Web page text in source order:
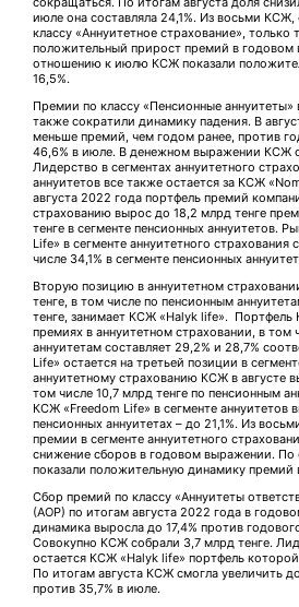
июле она составляла 24,1%. Из восьми
классу «Аннуитетное страхование», только
положительный прирост премий в
отношению к июлю КСЖ показали
16,5%.
Премии по классу «Пенсионные
также сократили динамику падения. В
меньше премий, чем годом ранее, против
46,6% в июле. В денежном выражении КСЖ
Лидерство в сегментах аннуитетного
аннуитетов все также остается за КСЖ
августа 2022 года портфель премий
страхованию вырос до 18,2 млрд тенге
тенге в сегменте пенсионных аннуитетов.
Life» в сегменте аннуитетного страхования
числе 34,1% в сегменте пенсионных
Вторую позицию в аннуитетном
тенге, в том числе по пенсионным
тенге, занимает КСЖ «Halyk life».
премиях в аннуитетном страховании, в том
аннуитетам составляет 29,2% и 28,7%
Life» остается на третьей позиции в
аннуитетному страхованию КСЖ в августе
том числе 10,7 млрд тенге по пенсионным
КСЖ «Freedom Life» в сегменте аннуитетов
пенсионных аннуитетах – до 21,1%. Из
премии в сегменте аннуитетного
снижение сборов в годовом выражении.
показали положительную динамику премий
Сбор премий по классу «Аннуитеты
(АОР) по итогам августа 2022 года в
динамика выросла до 17,4% против
Совокупно КСЖ собрали 3,7 млрд тенге.
остается КСЖ «Halyk life» портфель
По итогам августа КСЖ смогла увеличить
против 35,7% в июле.